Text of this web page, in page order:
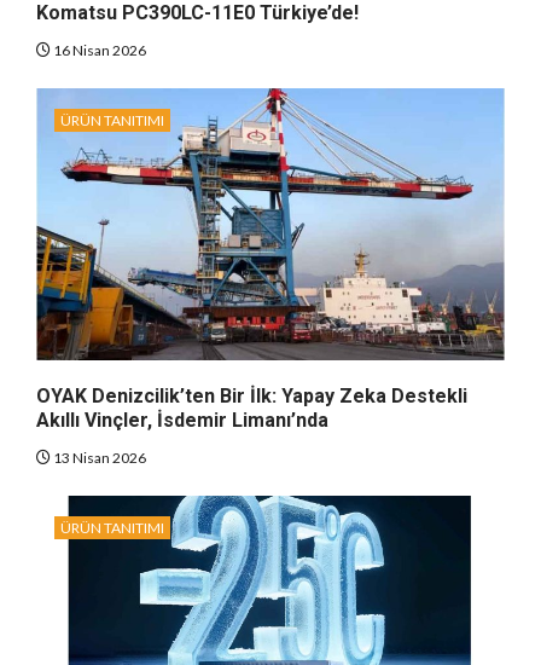
Komatsu PC390LC-11E0 Türkiye’de!
16 Nisan 2026
ÜRÜN TANITIMI
OYAK Denizcilik’ten Bir İlk: Yapay Zeka Destekli
Akıllı Vinçler, İsdemir Limanı’nda
13 Nisan 2026
ÜRÜN TANITIMI